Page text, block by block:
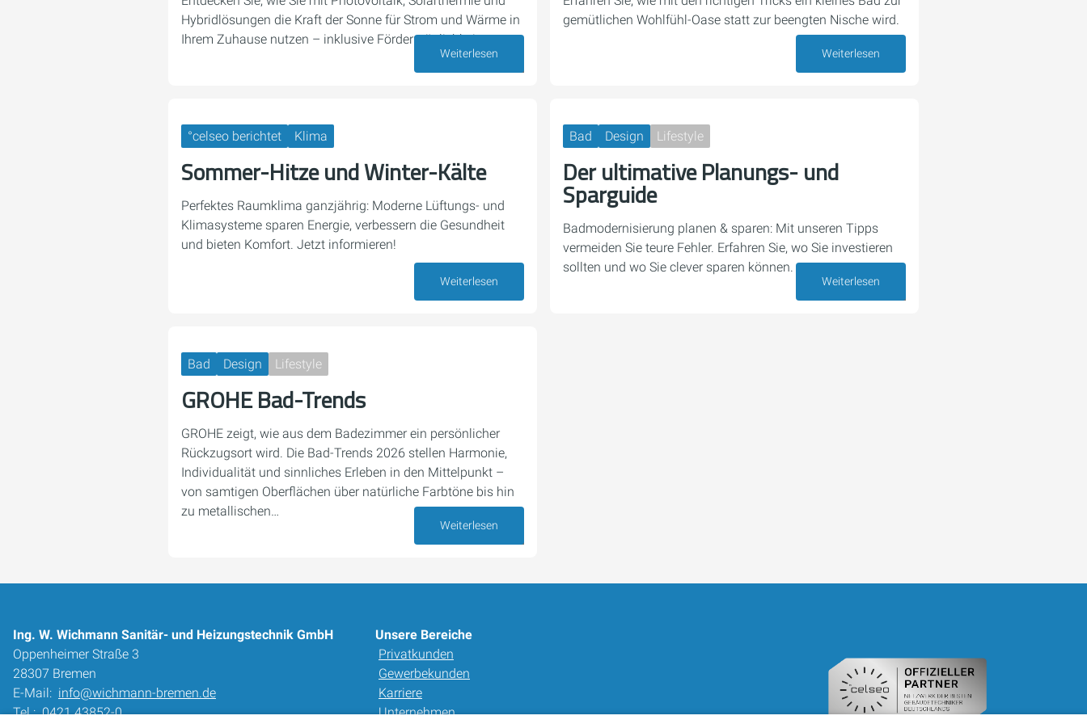
Hybridlösungen die Kraft der Sonne für Strom und Wärme in
Ihrem Zuhause nutzen – inklusive Fördermöglichkeiten.
Weiterlesen
gemütlichen Wohlfühl-Oase statt zur beengten Nische wird.
26. Mai 2026
Weiterlesen
°celseo berichtet Klima
Sommer-Hitze und Winter-Kälte
Perfektes Raumklima ganzjährig: Moderne Lüftungs- und
Klimasysteme sparen Energie, verbessern die Gesundheit
und bieten Komfort. Jetzt informieren!
22. Mai 2026
Weiterlesen
Bad Design Lifestyle
Der ultimative Planungs- und
Sparguide
Badmodernisierung planen & sparen: Mit unseren Tipps
vermeiden Sie teure Fehler. Erfahren Sie, wo Sie investieren
sollten und wo Sie clever sparen können.
Weiterlesen
Bad Design Lifestyle
GROHE Bad-Trends
GROHE zeigt, wie aus dem Badezimmer ein persönlicher
Rückzugsort wird. Die Bad-Trends 2026 stellen Harmonie,
Individualität und sinnliches Erleben in den Mittelpunkt –
von samtigen Oberflächen über natürliche Farbtöne bis hin
zu metallischen…
Weiterlesen
Ing. W. Wichmann Sanitär- und Heizungstechnik GmbH
Oppenheimer Straße 3
28307 Bremen
E-Mail: info@wichmann-bremen.de
Tel.: 0421 43852-0
Unsere Bereiche
Privatkunden
Gewerbekunden
Karriere
Unternehmen